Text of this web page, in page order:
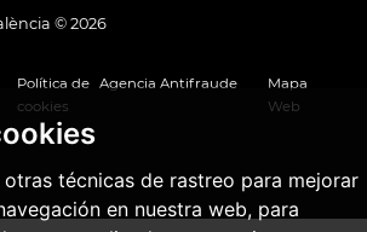
técnicas de rastreo para mejorar
en nuestra web, para
© 2026
Política de
cookies
Agencia Antifraude
Mapa
Web